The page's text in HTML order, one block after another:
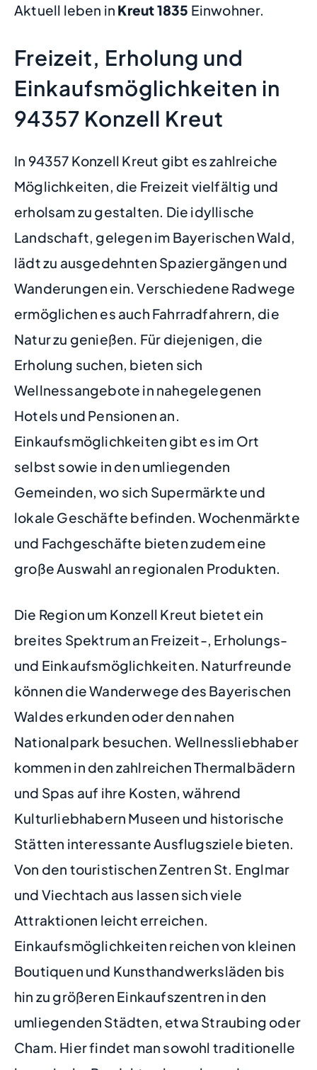
Aktuell leben in Kreut1835 Einwohner.
Freizeit, Erholung und
Einkaufsmöglichkeiten in
94357 Konzell Kreut
In 94357 Konzell Kreut gibt es zahlreiche
Möglichkeiten, die Freizeit vielfältig und
erholsam zu gestalten. Die idyllische
Landschaft, gelegen im Bayerischen Wald,
lädt zu ausgedehnten Spaziergängen und
Wanderungen ein. Verschiedene Radwege
ermöglichen es auch Fahrradfahrern, die
Natur zu genießen. Für diejenigen, die
Erholung suchen, bieten sich
Wellnessangebote in nahegelegenen
Hotels und Pensionen an.
Einkaufsmöglichkeiten gibt es im Ort
selbst sowie in den umliegenden
Gemeinden, wo sich Supermärkte und
lokale Geschäfte befinden. Wochenmärkte
und Fachgeschäfte bieten zudem eine
große Auswahl an regionalen Produkten.
Die Region um Konzell Kreut bietet ein
breites Spektrum an Freizeit-, Erholungs-
und Einkaufsmöglichkeiten. Naturfreunde
können die Wanderwege des Bayerischen
Waldes erkunden oder den nahen
Nationalpark besuchen. Wellnessliebhaber
kommen in den zahlreichen Thermalbädern
und Spas auf ihre Kosten, während
Kulturliebhabern Museen und historische
Stätten interessante Ausflugsziele bieten.
Von den touristischen Zentren St. Englmar
und Viechtach aus lassen sich viele
Attraktionen leicht erreichen.
Einkaufsmöglichkeiten reichen von kleinen
Boutiquen und Kunsthandwerksläden bis
hin zu größeren Einkaufszentren in den
umliegenden Städten, etwa Straubing oder
Cham. Hier findet man sowohl traditionelle